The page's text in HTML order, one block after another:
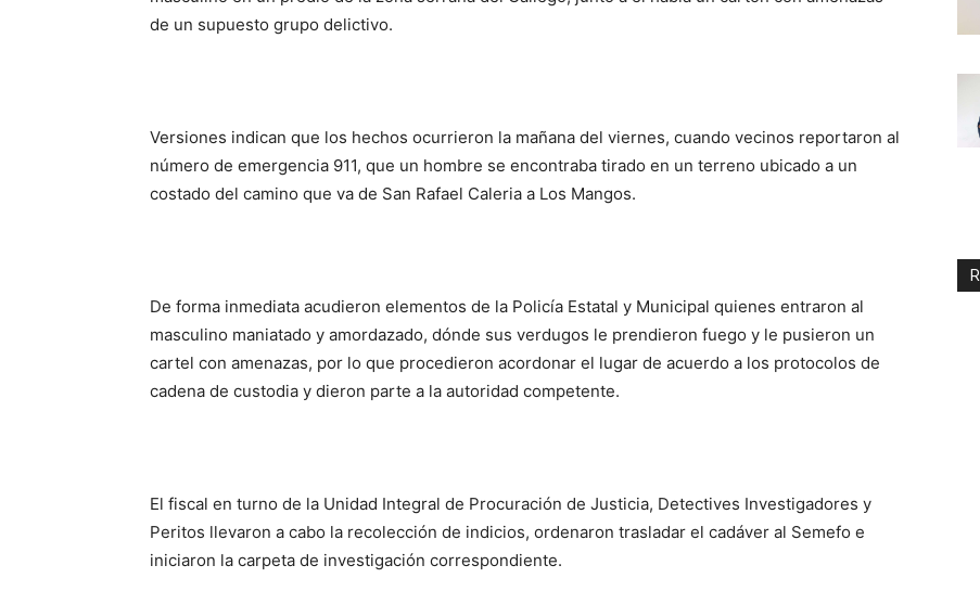
de un supuesto grupo delictivo.
Versiones indican que los hechos ocurrieron la mañana del viernes, cuando vecinos reportaron al
número de emergencia 911, que un hombre se encontraba tirado en un terreno ubicado a un
costado del camino que va de San Rafael Caleria a Los Mangos.
De forma inmediata acudieron elementos de la Policía Estatal y Municipal quienes entraron al
masculino maniatado y amordazado, dónde sus verdugos le prendieron fuego y le pusieron un
cartel con amenazas, por lo que procedieron acordonar el lugar de acuerdo a los protocolos de
cadena de custodia y dieron parte a la autoridad competente.
El fiscal en turno de la Unidad Integral de Procuración de Justicia, Detectives Investigadores y
Peritos llevaron a cabo la recolección de indicios, ordenaron trasladar el cadáver al Semefo e
iniciaron la carpeta de investigación correspondiente.